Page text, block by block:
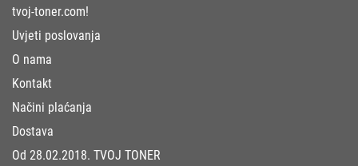
tvoj-toner.com!
Uvjeti poslovanja
O nama
Kontakt
Načini plaćanja
Dostava
Od 28.02.2018. TVOJ TONER